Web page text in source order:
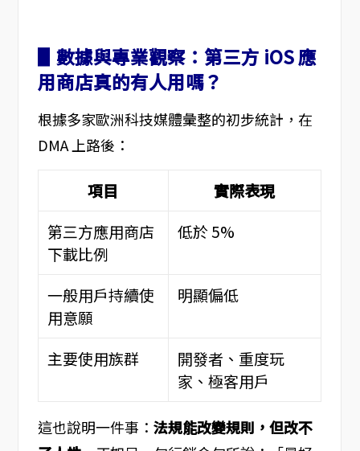
▋數據與專業觀察：第三方 iOS 應
用商店真的有人用嗎？
根據多家歐洲科技媒體彙整的初步統計，在
DMA 上路後：
項目
實際表現
第三方應用商店
下載比例
低於 5%
一般用戶持續使
用意願
明顯偏低
主要使用族群
開發者、重度玩
家、極客用戶
這也說明一件事： 法規能改變規則，但改不